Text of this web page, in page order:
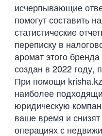
исчерпывающие
помогут составить
статистические
переписку в
аромат этого
создан в 2022 году,
При помощи
наиболее
юридическую
ваше время и
операциях с